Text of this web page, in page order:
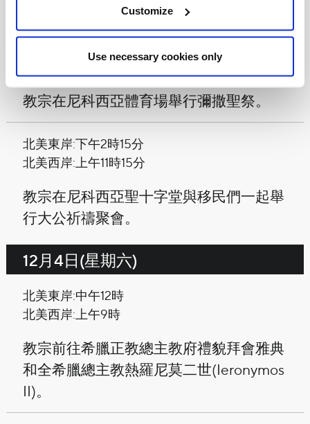
Customize
Use necessary cookies only
12月3日(星期五)
教宗在尼科西亞體育場舉行彌撒聖祭。
北美東岸:下午2時15分
北美西岸:上午11時15分
教宗在尼科西亞聖十字堂與移民們一起舉
行大公祈禱聚會。
12月4日(星期六)
北美東岸:中午12時
北美西岸:上午9時
教宗前往希臘正教總主教府禮貌拜會雅典
和全希臘總主教熱羅尼莫二世(Ieronymos
II)。